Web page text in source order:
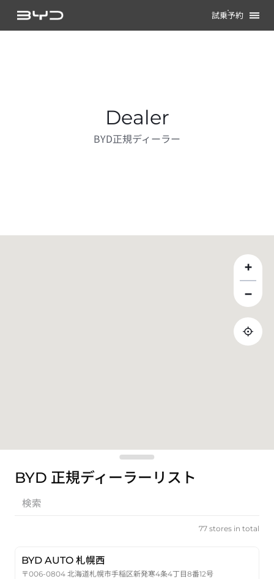
試乗予約
Dealer
BYD正規ディーラー
BYD 正規ディーラーリスト
77 stores in total
BYD AUTO 札幌西
〒006-0804 北海道札幌市手稲区新発寒4条4丁目8番12号